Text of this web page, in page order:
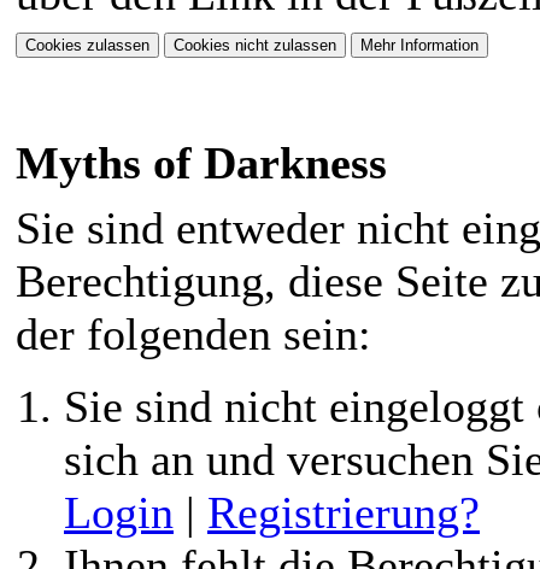
Fantasie mitbringen.
eine neue Storyline.
neuer Style
"Ashenveil" ist für
euch verfügbar. Nur
für PC angepasst!
⟩⟩22.11.2025 : Das
MOD hat seinen
ersten Geburtstag!
⟩⟩09.12.2024:Es
Myths of Darkness
Sie sind entweder nicht
Berechtigung, diese Seite
der folgenden sein:
Sie sind nicht
sich an und versuchen
Login | Registrierung?